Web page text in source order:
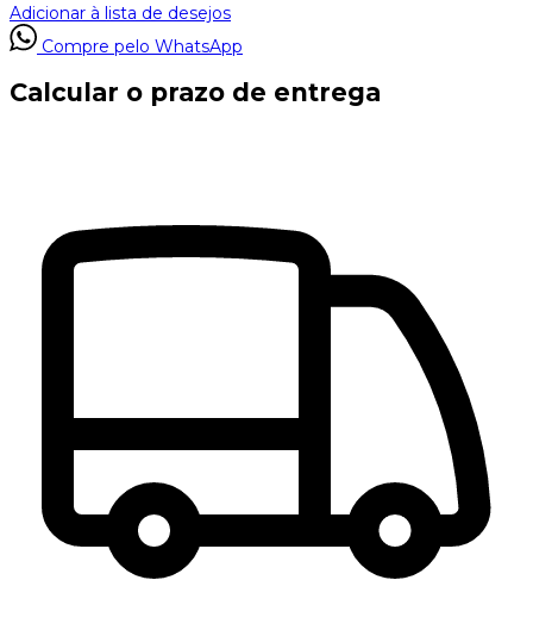
Adicionar à lista de desejos
Compre pelo WhatsApp
Calcular o prazo de entrega